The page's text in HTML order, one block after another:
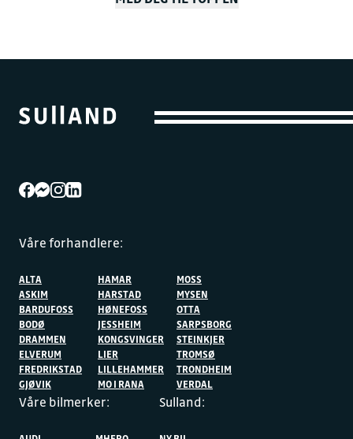
Våre forhandlere:
ALTA
ASKIM
BARDUFOSS
BODØ
DRAMMEN
ELVERUM
FREDRIKSTAD
GJØVIK
HAMAR
HARSTAD
HØNEFOSS
JESSHEIM
KONGSVINGER
LIER
LILLEHAMMER
MO I RANA
MOSS
MYSEN
OTTA
SARPSBORG
STEINKJER
TROMSØ
TRONDHEIM
VERDAL
Våre bilmerker: Sulland: